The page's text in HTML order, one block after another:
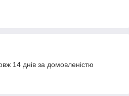
14 днів за домовленістю